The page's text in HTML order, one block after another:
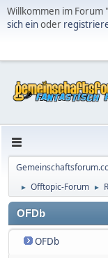
Willkommen im Forum "
sich einoder
► Offtopic-Forum ►
OFDb
OFDb